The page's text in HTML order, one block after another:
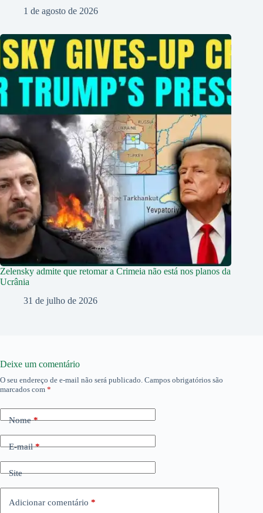
1 de agosto de 2026
Zelensky admite que retomar a Crimeia não está nos planos da
Ucrânia
31 de julho de 2026
Deixe um comentário
O seu endereço de e-mail não será publicado. Campos obrigatórios são
marcados com *
Nome*
E-mail*
Site
Adicionar comentário *